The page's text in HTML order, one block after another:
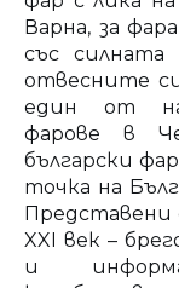
Варна, за
със
отвесните
един от
фарове в
български
точка на
Представени
XXI век –
и